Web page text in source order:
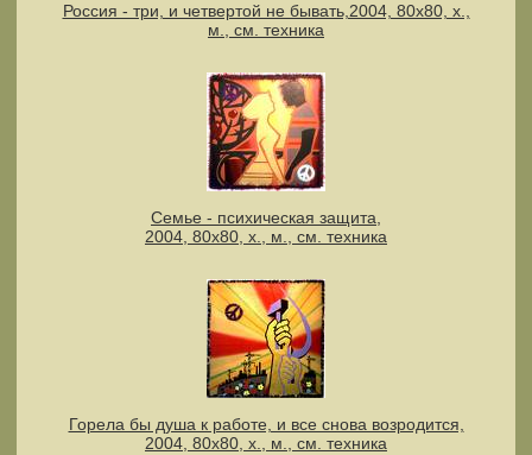
Россия - три, и четвертой не бывать,2004, 80х80, х.,
м., см. техника
Семье - психическая защита,
2004, 80х80, х., м., см. техника
Горела бы душа к работе, и все снова возродится,
2004, 80х80, х., м., см. техника